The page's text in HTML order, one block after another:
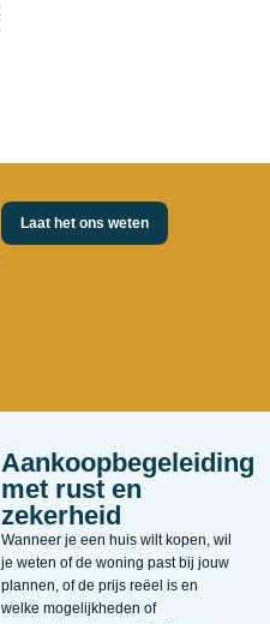
Laat het ons weten
Aankoopbegeleiding
met rust en
zekerheid
Wanneer je een huis wilt kopen, wil
je weten of de woning past bij jouw
plannen, of de prijs reëel is en
welke mogelijkheden of